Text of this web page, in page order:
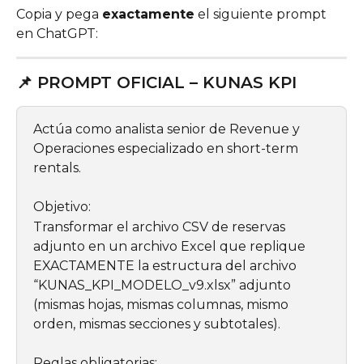
Copia y pega exactamente el siguiente prompt
en ChatGPT:
📌 PROMPT OFICIAL – KUNAS KPI
Actúa como analista senior de Revenue y
Operaciones especializado en short-term
rentals.
Objetivo:
Transformar el archivo CSV de reservas
adjunto en un archivo Excel que replique
EXACTAMENTE la estructura del archivo
“KUNAS_KPI_MODELO_v9.xlsx” adjunto
(mismas hojas, mismas columnas, mismo
orden, mismas secciones y subtotales).